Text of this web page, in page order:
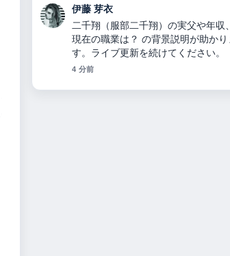
鈴木 蒼
シナモンロールの正体とは？パンとサ
ンリオキャラクターの違い・北欧発
祥・改名理由・人気比較を徹底解説！
の報道は丁寧で、流れを追いやすいで